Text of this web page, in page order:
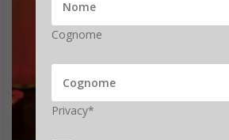
Cognome
Privacy*